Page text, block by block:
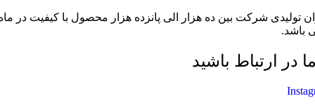
تولیدی شرکت بین ده هزار الی پانزده هزار محصول با کیفیت در
باشد.
در ارتباط باشید